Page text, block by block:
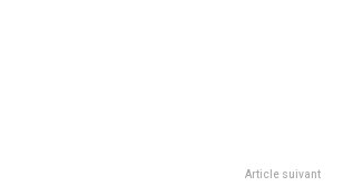
Article suivant